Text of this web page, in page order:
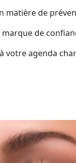
matière de
de
votre agenda